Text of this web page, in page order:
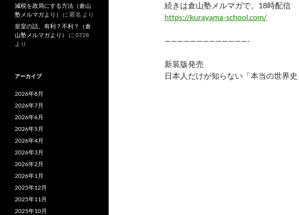
続きは倉山塾メルマガで。18時配信
https://kurayama-school.com/
—————————————-
新装版発売
日本人だけが知らない「本当の世界
減税を政局にする方法（倉山
塾メルマガより）
に 匿名 より
皇室の話、有利？不利？（倉
山塾メルマガより）
に 0728
より
アーカイブ
2026年8月
2026年7月
2026年6月
2026年5月
2026年4月
2026年3月
2026年2月
2026年1月
2025年12月
2025年11月
2025年10月